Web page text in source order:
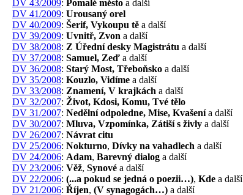
DV 43/2009: Pomalé město a další
DV 41/2009: Urousaný orel
DV 40/2009: Šerif, Vykoupu tě a další
DV 39/2009: Uvnitř, Zvon a další
DV 38/2008: Z Úřední desky Magistrátu a další
DV 37/2008: Samuel, Zeď a další
DV 36/2008: Starý Most, Třeboňsko a další
DV 35/2008: Kouzlo, Vidíme a další
DV 33/2008: Znamení, V krajkách a další
DV 32/2007: Život, Kdosi, Komu, Tvé tělo
DV 31/2007: Nedělní odpoledne, Mise, Kvašenía další
DV 30/2007: Mluva, Vzpomínka, Zátiší s živly a další
DV 26/2007: Návrat citu
DV 25/2006: Nokturno, Dívky na vahadlech a další
DV 24/2006: Adam, Barevný dialog a další
DV 23/2006: Věž, Synové a další
DV 22/2006: (...a pokud se jedná o poezii…), Kde a další
DV 21/2006: Říjen, (V synagogách…) a další